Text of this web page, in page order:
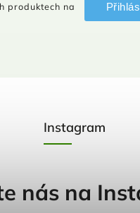
produktech na
Instagram
nás na